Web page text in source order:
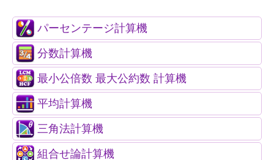
パーセンテージ計算機
分数計算機
最小公倍数 最大公約数 計算機
平均計算機
三角法計算機
組合せ論計算機